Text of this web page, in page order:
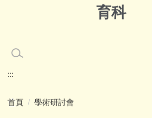
育科
:::
首頁 學術研討會